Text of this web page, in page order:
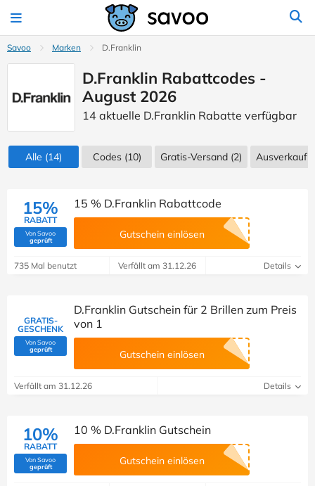
Savoo Marken D.Franklin
D.Franklin Rabattcodes -
August 2026
14 aktuelle D.Franklin Rabatte verfügbar
Alle (14) Codes(10) Gratis-Versand (2) Ausverkauf
15%
RABATT
Von Savoo
geprüft(Von Savoo geprüft)
15 % D.Franklin Rabattcode
Gutschein einlösen
735 Mal benutzt Verfällt am 31.12.26 Details
GRATIS-
GESCHENK
Von Savoo
geprüft(Von Savoo geprüft)
D.Franklin Gutschein für 2 Brillen zum Preis
von 1
Gutschein einlösen
Verfällt am 31.12.26 Details
10%
RABATT
Von Savoo
geprüft(Von Savoo geprüft)
10 % D.Franklin Gutschein
Gutschein einlösen